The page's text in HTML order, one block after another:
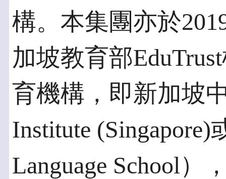
構。本集團亦於
加坡教育部
育機構，即新加坡
Institute
Language School）